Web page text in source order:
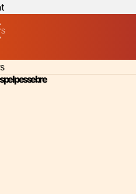
pel pessebre